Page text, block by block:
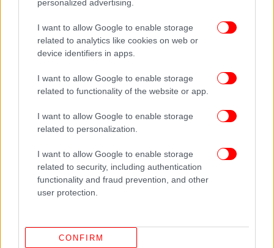
personalized advertising.
I want to allow Google to enable storage
related to analytics like cookies on web or
device identifiers in apps.
I want to allow Google to enable storage
related to functionality of the website or app.
I want to allow Google to enable storage
related to personalization.
I want to allow Google to enable storage
related to security, including authentication
functionality and fraud prevention, and other
user protection.
CONFIRM
ΠΟΛΙΤΙΚΗ 08/08/2017 22:37
Ο Κυριάκος Μητσοτάκης αποχαιρετά την Αρλέτα